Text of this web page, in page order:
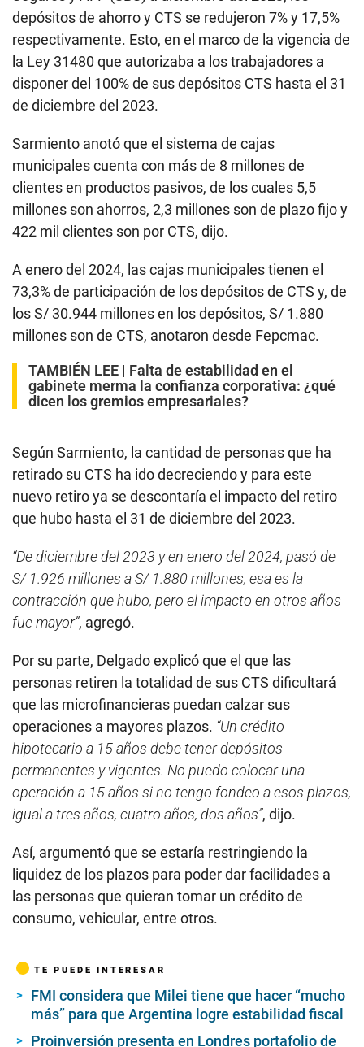
depósitos de ahorro y CTS se redujeron 7% y 17,5%
respectivamente. Esto, en el marco de la vigencia de
la Ley 31480 que autorizaba a los trabajadores a
disponer del 100% de sus depósitos CTS hasta el 31
de diciembre del 2023.
Sarmiento anotó que el sistema de cajas
municipales cuenta con más de 8 millones de
clientes en productos pasivos, de los cuales 5,5
millones son ahorros, 2,3 millones son de plazo fijo y
422 mil clientes son por CTS, dijo.
A enero del 2024, las cajas municipales tienen el
73,3% de participación de los depósitos de CTS y, de
los S/ 30.944 millones en los depósitos, S/ 1.880
millones son de CTS, anotaron desde Fepcmac.
TAMBIÉN LEE | Falta de estabilidad en el
gabinete merma la confianza corporativa: ¿qué
dicen los gremios empresariales?
Según Sarmiento, la cantidad de personas que ha
retirado su CTS ha ido decreciendo y para este
nuevo retiro ya se descontaría el impacto del retiro
que hubo hasta el 31 de diciembre del 2023.
“De diciembre del 2023 y en enero del 2024, pasó de
S/ 1.926 millones a S/ 1.880 millones, esa es la
contracción que hubo, pero el impacto en otros años
fue mayor”, agregó.
Por su parte, Delgado explicó que el que las
personas retiren la totalidad de sus CTS dificultará
que las microfinancieras puedan calzar sus
operaciones a mayores plazos. “Un crédito
hipotecario a 15 años debe tener depósitos
permanentes y vigentes. No puedo colocar una
operación a 15 años si no tengo fondeo a esos plazos,
igual a tres años, cuatro años, dos años”, dijo.
Así, argumentó que se estaría restringiendo la
liquidez de los plazos para poder dar facilidades a
las personas que quieran tomar un crédito de
consumo, vehicular, entre otros.
TE PUEDE INTERESAR
FMI considera que Milei tiene que hacer “mucho
más” para que Argentina logre estabilidad fiscal
Proinversión presenta en Londres portafolio de